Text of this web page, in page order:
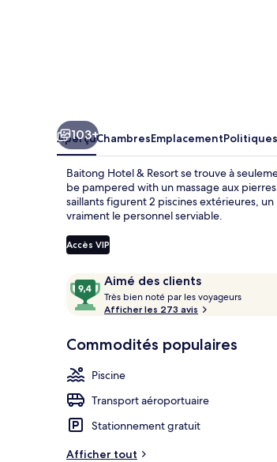
103+
AperçuChambresEmplacementPolitiques
Baitong Hotel & Resort se trouve à
be pampered with un massage aux
saillants figurent 2 piscines extérieures,
vraiment le personnel serviable.
Accès VIP
Avis Aimé des clients
9,4
sur
10,
des
Très bien noté par les voyageurs
Afficher les 273 avis
Commodités populaires
Piscine
Transport aéroportuaire
Stationnement gratuit
Afficher tout